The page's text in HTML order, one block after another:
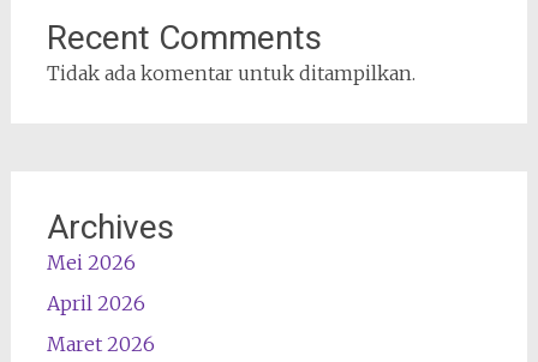
Recent Comments
Tidak ada komentar untuk ditampilkan.
Archives
Mei 2026
April 2026
Maret 2026